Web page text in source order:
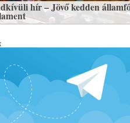
hír – Jövő kedden